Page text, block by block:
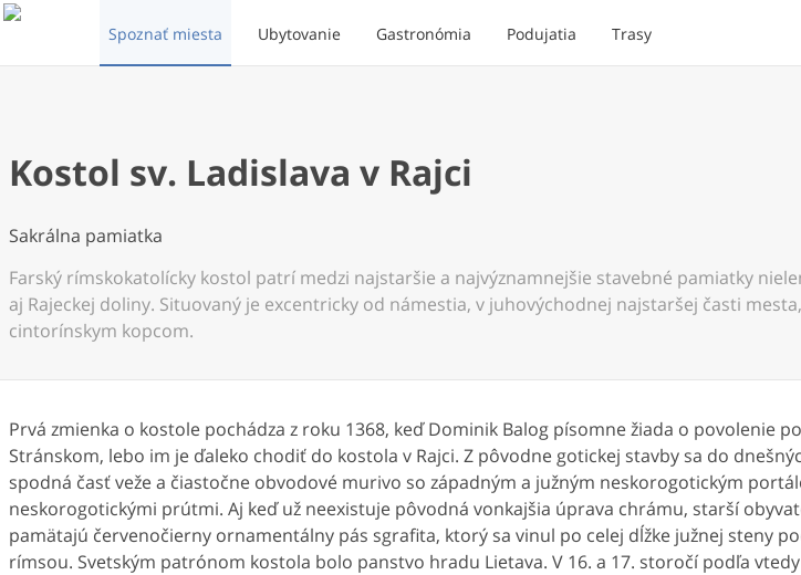
Spoznať miesta Ubytovanie Gastronómia Podujatia Trasy
Kostol sv. Ladislava v Rajci
Sakrálna pamiatka
Farský rímskokatolícky kostol patrí medzi najstaršie a najvýznamnejšie stavebné pamiatky
aj Rajeckej doliny. Situovaný je excentricky od námestia, v juhovýchodnej najstaršej časti
cintorínskym kopcom.
Prvá zmienka o kostole pochádza z roku 1368, keď Dominik Balog písomne žiada o povolenie
Stránskom, lebo im je ďaleko chodiť do kostola v Rajci. Z pôvodne gotickej stavby sa do
spodná časť veže a čiastočne obvodové murivo so západným a južným neskorogotickým
neskorogotickými prútmi. Aj keď už neexistuje pôvodná vonkajšia úprava chrámu, starší
pamätajú červenočierny ornamentálny pás sgrafita, ktorý sa vinul po celej dĺžke južnej steny
rímsou. Svetským patrónom kostola bolo panstvo hradu Lietava. V 16. a 17. storočí podľa